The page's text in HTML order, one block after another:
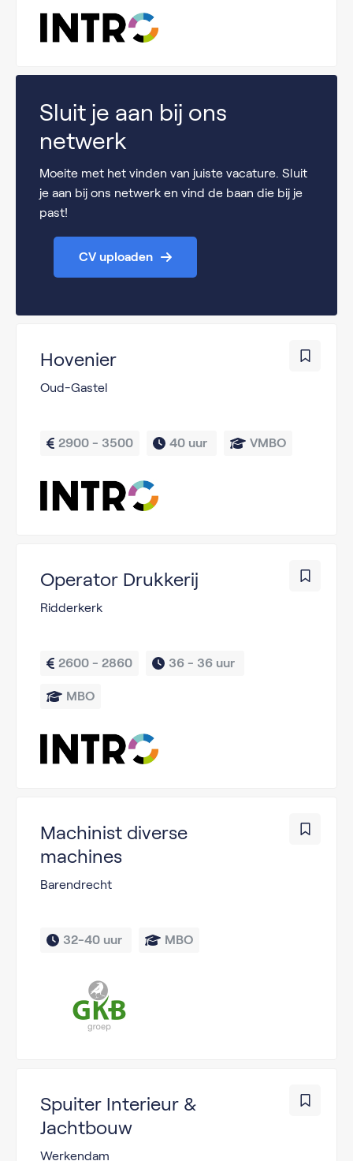
Sluit je aan bij ons
netwerk
Moeite met het vinden van juiste vacature. Sluit
je aan bij ons netwerk en vind de baan die bij je
past!
CV uploaden
Hovenier
Oud-Gastel
2900 - 3500 40 uur VMBO
Operator Drukkerij
Ridderkerk
2600 - 2860 36 - 36 uur
MBO
Machinist diverse
machines
Barendrecht
32-40 uur MBO
Spuiter Interieur &
Jachtbouw
Werkendam